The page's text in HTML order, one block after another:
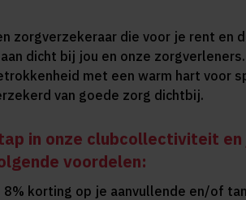
zorgverzekeraar die voor je rent en
dicht bij jou en onze
met een warm hart voor
van goede zorg dichtbij.
in onze clubcollectiviteit
voordelen:
8% korting op je aanvullende en/of